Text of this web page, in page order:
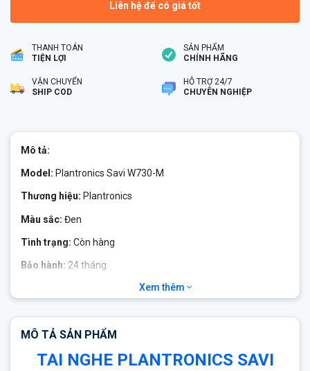
Liên hệ để có giá tốt
THANH TOÁN
TIỆN LỢI
SẢN PHẨM
CHÍNH HÃNG
VẬN CHUYỂN
SHIP COD
HỖ TRỢ 24/7
CHUYÊN NGHIỆP
Mô tả:
Model: Plantronics Savi W730-M
Thương hiệu: Plantronics
Màu sắc: Đen
Tình trạng: Còn hàng
Bảo hành: 24 tháng
ưu hóa cho các liên lạc hợp nhất, hệ thống sẽ tự động cập nhật
trạng thái của bạn thành ‘bận’ trên PC, điện thoại di động và
thậm chí cả các cuộc gọi điện thoại bàn để đồng nghiệp có thể
Xem thêm
MÔ TẢ SẢN PHẨM
TAI NGHE PLANTRONICS SAVI